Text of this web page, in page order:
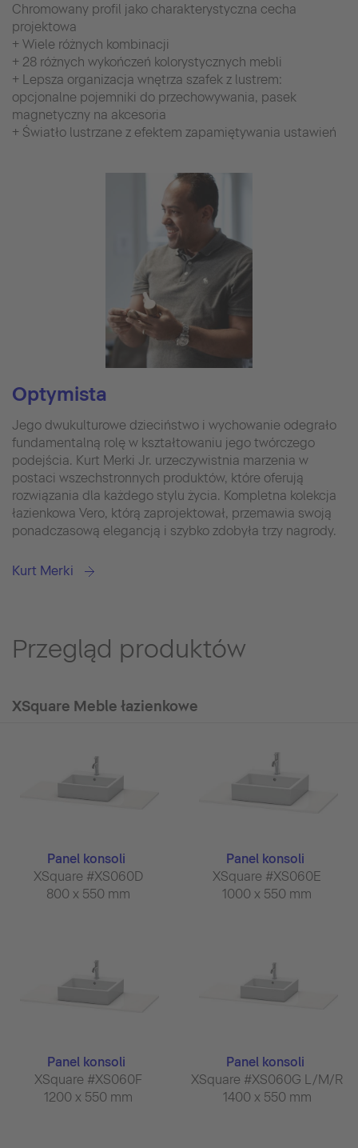
Chromowany profil jako charakterystyczna cecha
projektowa
+ Wiele różnych kombinacji
+ 28 różnych wykończeń kolorystycznych mebli
+ Lepsza organizacja wnętrza szafek z lustrem:
opcjonalne pojemniki do przechowywania, pasek
magnetyczny na akcesoria
+ Światło lustrzane z efektem zapamiętywania ustawień
Optymista
Jego dwukulturowe dzieciństwo i wychowanie odegrało
fundamentalną rolę w kształtowaniu jego twórczego
podejścia. Kurt Merki Jr. urzeczywistnia marzenia w
postaci wszechstronnych produktów, które oferują
rozwiązania dla każdego stylu życia. Kompletna kolekcja
łazienkowa Vero, którą zaprojektował, przemawia swoją
ponadczasową elegancją i szybko zdobyła trzy nagrody.
Kurt Merki
Przegląd produktów
XSquare Meble łazienkowe
Panel konsoli
XSquare #XS060D
800 x 550 mm
Panel konsoli
XSquare #XS060E
1000 x 550 mm
Panel konsoli
XSquare #XS060F
1200 x 550 mm
Panel konsoli
XSquare #XS060G L/M/R
1400 x 550 mm